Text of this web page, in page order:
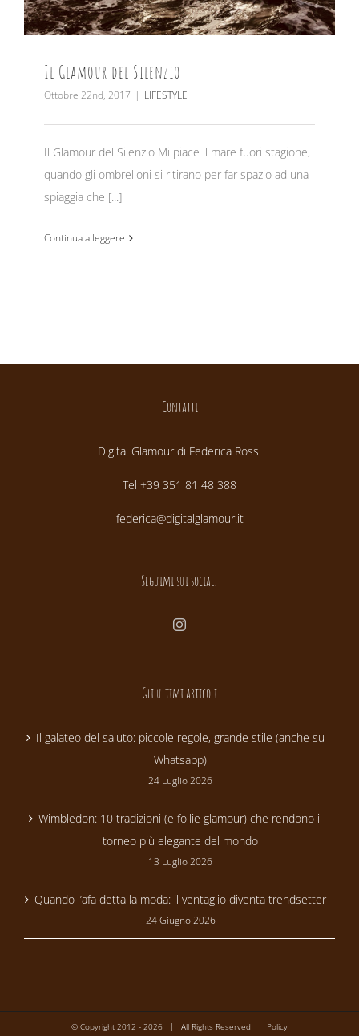
Il Glamour del Silenzio
Ottobre 22nd, 2017 | LIFESTYLE
Il Glamour del Silenzio Mi piace il mare fuori stagione,
quando gli ombrelloni si ritirano per far spazio ad una
spiaggia che [...]
Continua a leggere
Contatti
Digital Glamour di Federica Rossi
Tel +39 351 81 48 388
federica@digitalglamour.it
Seguimi sui social!
Gli ultimi articoli
Il galateo del saluto: piccole regole, grande stile (anche su
Whatsapp)
24 Luglio 2026
Wimbledon: 10 tradizioni (e follie glamour) che rendono il
torneo più elegante del mondo
13 Luglio 2026
Quando l’afa detta la moda: il ventaglio diventa trendsetter
24 Giugno 2026
© Copyright 2012 - 2026 | All Rights Reserved | Policy